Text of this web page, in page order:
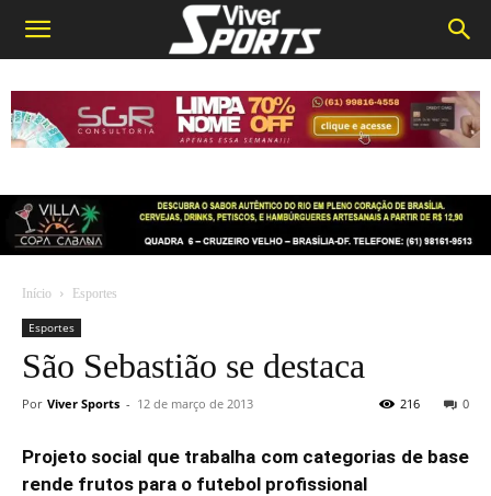
Início Esportes
Esportes
São Sebastião se destaca
Por Viver Sports - 12 de março de 2013 0
216
Projeto social que trabalha com categorias de base
rende frutos para o futebol profissional